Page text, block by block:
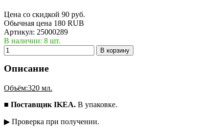
Цена со скидкой 90 руб.
Обычная цена 180 RUB
Артикул: 25000289
В наличии: 8 шт.
В корзину
Описание
Объём:320 мл.
■ Поставщик IKEA. В упаковке.
▶ Проверка при получении.